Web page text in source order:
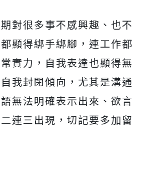
對很多事不感興趣、也不
顯得綁手綁腳，連工作都
實力，自我表達也顯得無
我封閉傾向，尤其是溝通
無法明確表示出來、欲言
連三出現，切記要多加留